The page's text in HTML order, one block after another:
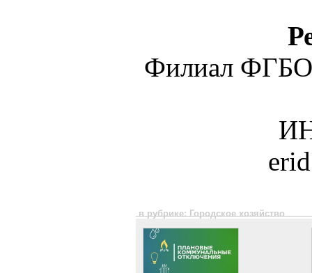
Филиал
в рубрике: Городское хозяйство